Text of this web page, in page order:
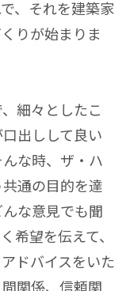
、それを建築家
りが始まりま
細々としたこ
出しして良い
な時、ザ・ハ
通の目的を達
な意見でも聞
希望を伝えて、
ドバイスをいた
関係、信頼関